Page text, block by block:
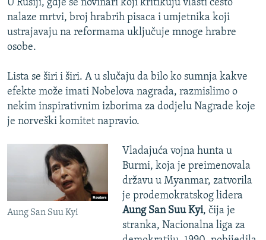
U Rusiji, gdje se novinari koji kritikuju vlasti često
nalaze mrtvi, broj hrabrih pisaca i umjetnika koji
ustrajavaju na reformama uključuje mnoge hrabre
osobe.
Lista se širi i širi. A u slučaju da bilo ko sumnja kakve
efekte može imati Nobelova nagrada, razmislimo o
nekim inspirativnim izborima za dodjelu Nagrade koje
je norveški komitet napravio.
Aung San Suu Kyi
Vladajuća vojna hunta u
Burmi, koja je preimenovala
državu u Myanmar, zatvorila
je prodemokratskog lidera
Aung San Suu Kyi, čija je
stranka, Nacionalna liga za